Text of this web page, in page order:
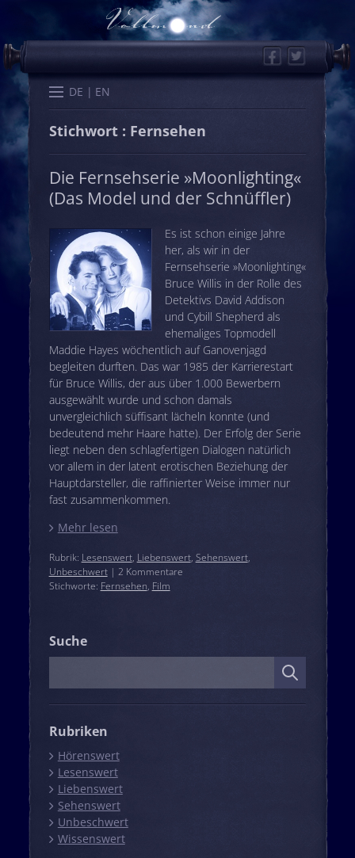
FacebookTwitter
DE EN
Start Kalender Karten
Stichwort : Fernsehen
Die Fernsehserie »Moonlighting«
(Das Model und der Schnüffler)
Es ist schon einige Jahre
her, als wir in der
Fernsehserie »Moonlighting«
Bruce Willis in der Rolle des
Detektivs David Addison
und Cybill Shepherd als
ehemaliges Topmodell
Maddie Hayes wöchentlich auf Ganovenjagd
begleiten durften. Das war 1985 der Karrierestart
für Bruce Willis, der aus über 1.000 Bewerbern
ausgewählt wurde und schon damals
unvergleichlich süffisant lächeln konnte (und
bedeutend mehr Haare hatte). Der Erfolg der Serie
liegt neben den schlagfertigen Dialogen natürlich
vor allem in der latent erotischen Beziehung der
Hauptdarsteller, die raffinierter Weise immer nur
fast zusammenkommen.
Mehr lesen
Rubrik: Lesenswert, Liebenswert, Sehenswert,
Unbeschwert| 2 Kommentare
Stichworte: Fernsehen, Film
Suche
Suche
Rubriken
Hörenswert
Lesenswert
Liebenswert
Sehenswert
Unbeschwert
Wissenswert